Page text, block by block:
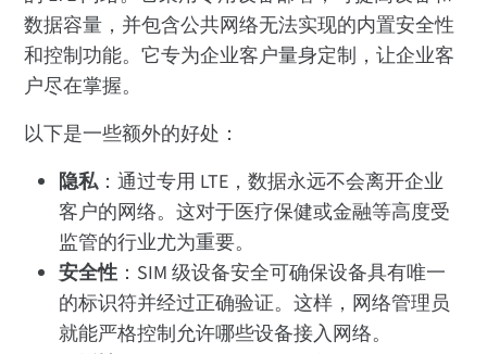
数据容量，并包含公共网络无法实现的内置安全性
和控制功能。它专为企业客户量身定制，让企业客
户尽在掌握。
以下是一些额外的好处：
隐私：通过专用 LTE，数据永远不会离开企业
客户的网络。这对于医疗保健或金融等高度受
监管的行业尤为重要。
安全性：SIM 级设备安全可确保设备具有唯一
的标识符并经过正确验证。这样，网络管理员
就能严格控制允许哪些设备接入网络。